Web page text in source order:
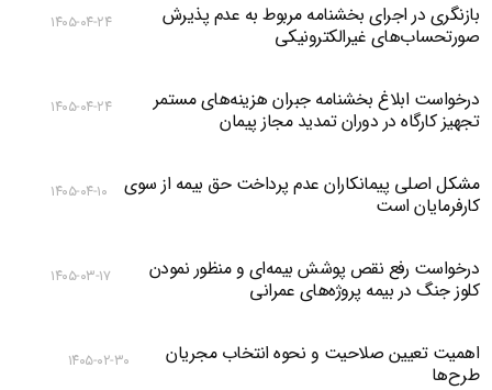
بازنگری در اجرای بخشنامه مربوط به عدم پذیرش
صورتحساب‌های غیرالکترونیکی
۱۴۰۵-۰۴-۲۴
درخواست ابلاغ بخشنامه جبران هزینه‌های مستمر
تجهیز کارگاه در دوران تمدید مجاز پیمان
۱۴۰۵-۰۴-۲۴
مشکل اصلی پیمانکاران عدم پرداخت حق بیمه از سوی
کارفرمایان است
۱۴۰۵-۰۴-۱۰
درخواست رفع نقص پوشش بیمه‌ای و منظور نمودن
کلوز جنگ در بیمه پروژه‌های عمرانی
۱۴۰۵-۰۳-۱۷
اهمیت تعیین صلاحیت و نحوه انتخاب مجریان
طرح‌ها
۱۴۰۵-۰۲-۳۰